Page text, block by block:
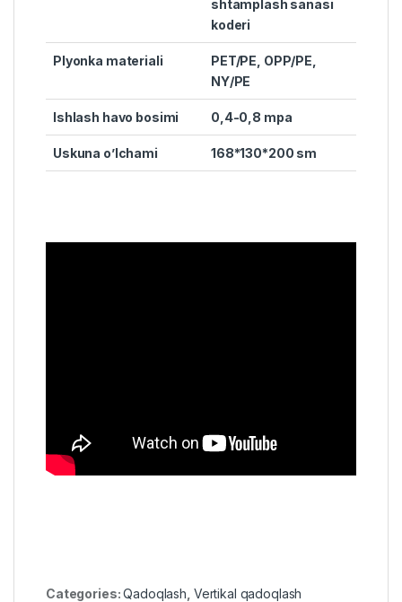
shtamplash sanasi
koderi
Plyonka materiali
PET/PE, OPP/PE,
NY/PE
Ishlash havo bosimi 0,4-0,8 mpa
Uskuna o’lchami 168*130*200 sm
Categories:Qadoqlash Vertikal qadoqlash